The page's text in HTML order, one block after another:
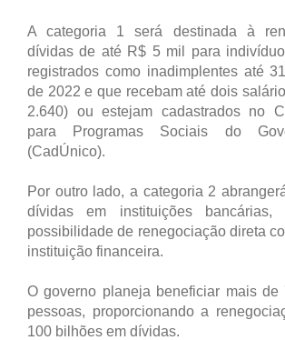
A categoria 1 será destinada à
dívidas de até R$ 5 mil para
registrados como inadimplentes até
de 2022 e que recebam até dois
2.640) ou estejam cadastrados no
para Programas Sociais do
(CadÚnico).
Por outro lado, a categoria 2
dívidas em instituições bancárias,
possibilidade de renegociação direta
instituição financeira.
O governo planeja beneficiar mais de
pessoas, proporcionando a
100 bilhões em dívidas.